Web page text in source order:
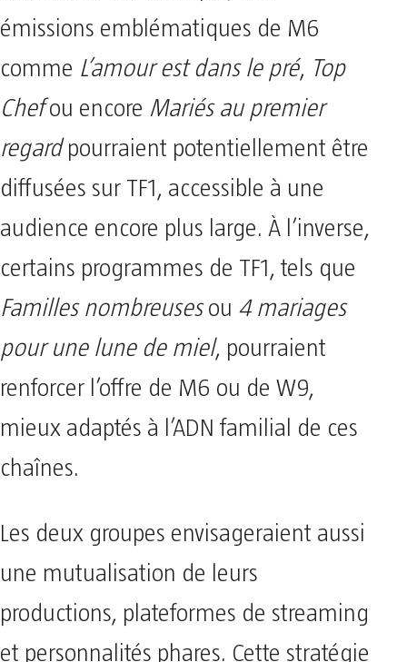
émissions emblématiques de M6
comme L’amour est dans le pré, Top
Chefou encore Mariés au premier
regardpourraient potentiellement être
diffusées sur TF1, accessible à une
audience encore plus large. À l’inverse,
certains programmes de TF1, tels que
Familles nombreusesou 4 mariages
pour une lune de miel, pourraient
renforcer l’offre de M6 ou de W9,
mieux adaptés à l’ADN familial de ces
chaînes.
Les deux groupes envisageraient aussi
une mutualisation de leurs
productions, plateformes de streaming
et personnalités phares. Cette stratégie